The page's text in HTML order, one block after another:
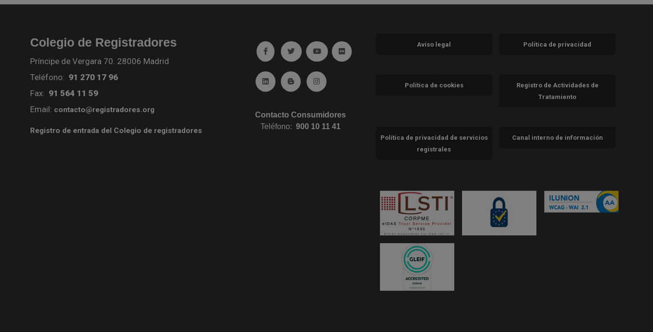
Colegio de Registradores
Príncipe de Vergara 70. 28006 Madrid
Teléfono: 91 270 17 96
Fax: 91 564 11 59
Email: contacto@registradores.org
Registro de entrada del Colegio de registradores
Ir a facebook (abre en ventana nueva)
Ir a twitter (abre en ventana nueva)
Ir a YouTube (abre en ventana nueva)
Ir a Flickr (abre en ventana nueva)
Ir a Linkedin (abre en ventana nueva)
Ir al Blog (abre en ventana nueva)
Ir a Instagram (abre en ventana nueva)
Contacto Consumidores
Teléfono:900 10 11 41
Aviso legal Política de privacidad
Política de cookies
Registro de Actividades de
Tratamiento
Política de privacidad de servicios
registrales
Canal interno de información